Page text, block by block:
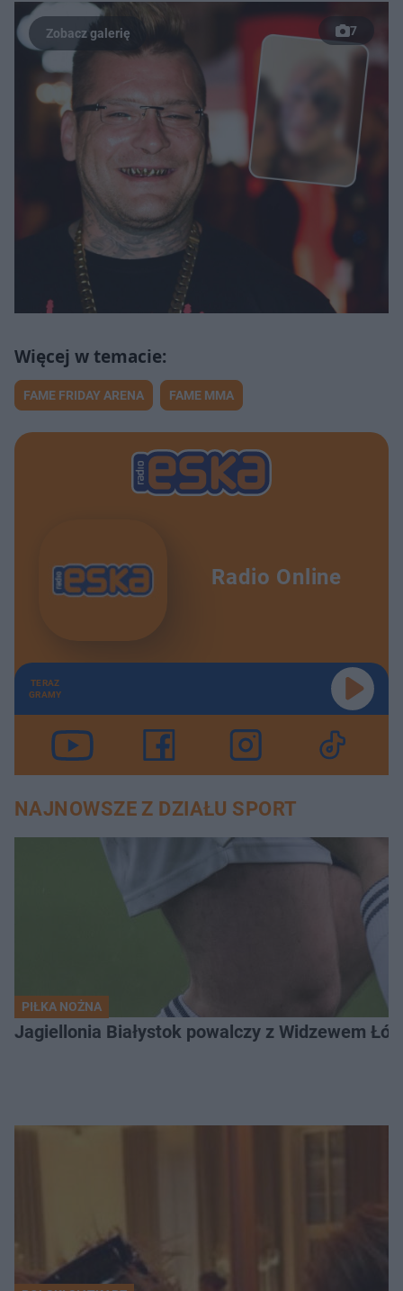
7
FAME FRIDAY ARENA FAME MMA
Radio Online
TERAZ
GRAMY
NAJNOWSZE Z DZIAŁU SPORT
PIŁKA NOŻNA
Jagiellonia Białystok powalczy z Widzewem